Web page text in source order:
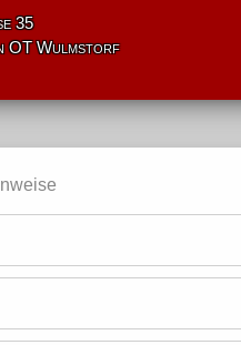
35
OT Wulmstorf